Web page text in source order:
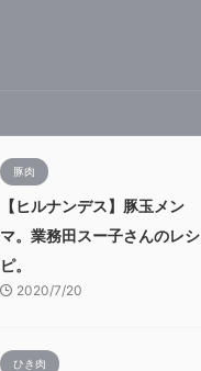
豚肉
【ヒルナンデス】豚玉メン
マ。業務田スー子さんのレシ
ピ。
2020/7/20
ひき肉